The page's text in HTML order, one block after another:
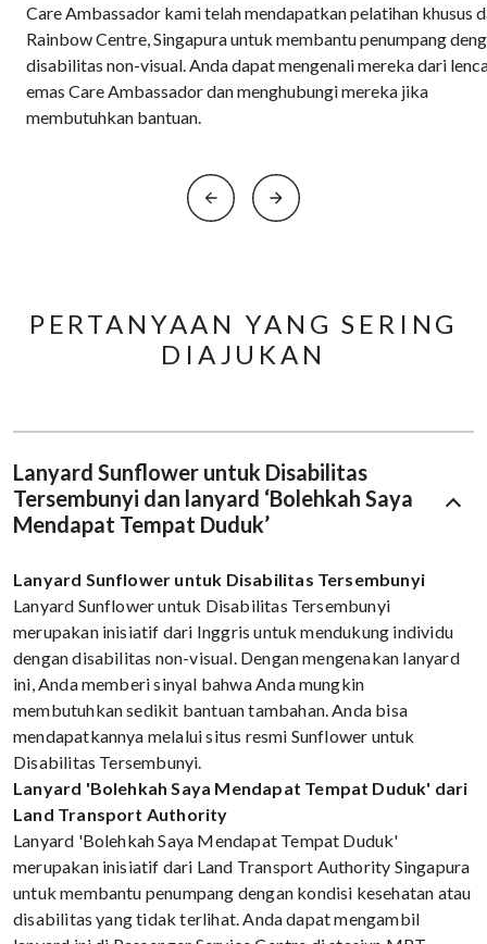
Care Ambassador kami telah mendapatkan pelatihan khusus
Rainbow Centre, Singapura untuk membantu penumpang
disabilitas non-visual. Anda dapat mengenali mereka dari
emas Care Ambassador dan menghubungi mereka jika
membutuhkan bantuan.
PERTANYAAN YANG SERING
DIAJUKAN
Lanyard Sunflower untuk Disabilitas
Tersembunyi dan lanyard ‘Bolehkah Saya
Mendapat Tempat Duduk’
Lanyard Sunflower untuk Disabilitas Tersembunyi
Lanyard Sunflower untuk Disabilitas Tersembunyi
merupakan inisiatif dari Inggris untuk mendukung individu
dengan disabilitas non-visual. Dengan mengenakan lanyard
ini, Anda memberi sinyal bahwa Anda mungkin
membutuhkan sedikit bantuan tambahan. Anda bisa
mendapatkannya melalui situs resmi Sunflower untuk
Disabilitas Tersembunyi.
Lanyard 'Bolehkah Saya Mendapat Tempat Duduk' dari
Land Transport Authority
Lanyard 'Bolehkah Saya Mendapat Tempat Duduk'
merupakan inisiatif dari Land Transport Authority Singapura
untuk membantu penumpang dengan kondisi kesehatan atau
disabilitas yang tidak terlihat. Anda dapat mengambil